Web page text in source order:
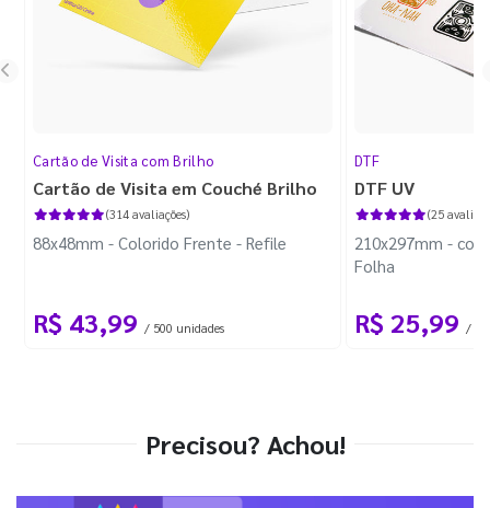
Cartão de Visita com Brilho
Cartão de Visita em Couché Brilho
(314 avaliações)
88x48mm - Colorido Frente - Refile
R$ 43,99 / 500 unidades
DTF
DTF UV
(25
210x297mm -
Folha
R$ 25,99 / 1
Precisou? Achou!